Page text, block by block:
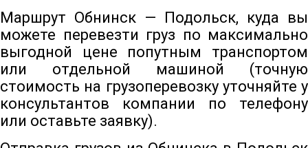
Маршрут Обнинск — Подольск, куда вы
можете перевезти груз по максимально
выгодной цене попутным транспортом
или отдельной машиной (точную
стоимость на грузоперевозку уточняйте у
консультантов компании по телефону
или оставьте заявку).